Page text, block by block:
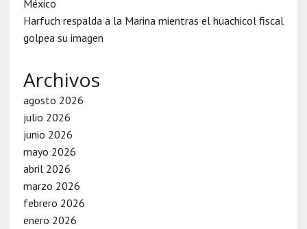
México
Harfuch respalda a la Marina mientras el huachicol fiscal
golpea su imagen
Archivos
agosto 2026
julio 2026
junio 2026
mayo 2026
abril 2026
marzo 2026
febrero 2026
enero 2026